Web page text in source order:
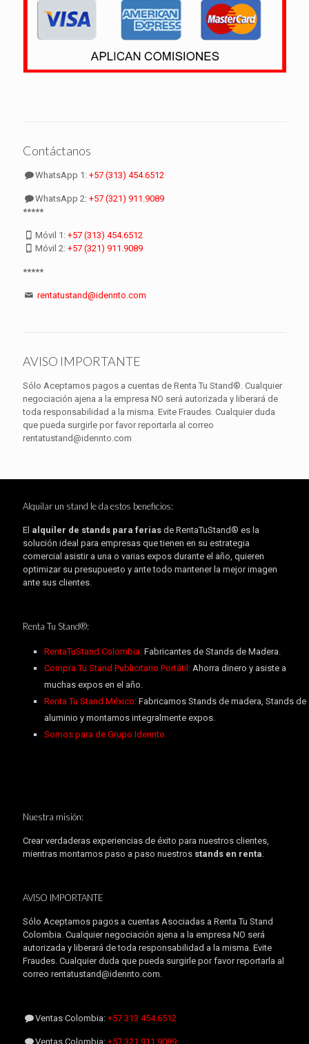
Contáctanos
WhatsApp 1:+57 (313) 454.6512
WhatsApp 2:+57 (321) 911.9089
*****
Móvil 1:+57 (313) 454.6512
Móvil 2:+57 (321) 911.9089
*****
rentatustand@idennto.com
AVISO IMPORTANTE
Sólo Aceptamos pagos a cuentas de Renta Tu Stand®. Cualquier
negociación ajena a la empresa NO será autorizada y liberará de
toda responsabilidad a la misma. Evite Fraudes. Cualquier duda
que pueda surgirle por favor reportarla al correo
rentatustand@idennto.com
Alquilar un stand le da estos beneficios:
El alquiler de stands para ferias de RentaTuStand® es la
solución ideal para empresas que tienen en su estrategia
comercial asistir a una o varias expos durante el año, quieren
optimizar su presupuesto y ante todo mantener la mejor imagen
ante sus clientes.
Renta Tu Stand®:
RentaTuStand Colombia: Fabricantes de Stands de Madera.
Compra Tu Stand Publicitario Portátil:Ahorra dinero y asiste a
muchas expos en el año.
Renta Tu Stand México:Fabricamos Stands de madera, Stands de
aluminio y montamos integralmente expos.
Somos para de Grupo Idennto.
Nuestra misión:
Crear verdaderas experiencias de éxito para nuestros clientes,
mientras montamos paso a paso nuestros stands en renta.
AVISO IMPORTANTE
Sólo Aceptamos pagos a cuentas Asociadas a Renta Tu Stand
Colombia. Cualquier negociación ajena a la empresa NO será
autorizada y liberará de toda responsabilidad a la misma. Evite
Fraudes. Cualquier duda que pueda surgirle por favor reportarla al
correo rentatustand@idennto.com.
Ventas Colombia:+57 313 454.6512
Ventas Colombia:+57 321 911.9089